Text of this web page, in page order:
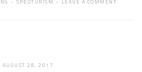
SPEOTURISM LEAVE A COMMENT
AUGUST 28, 2017